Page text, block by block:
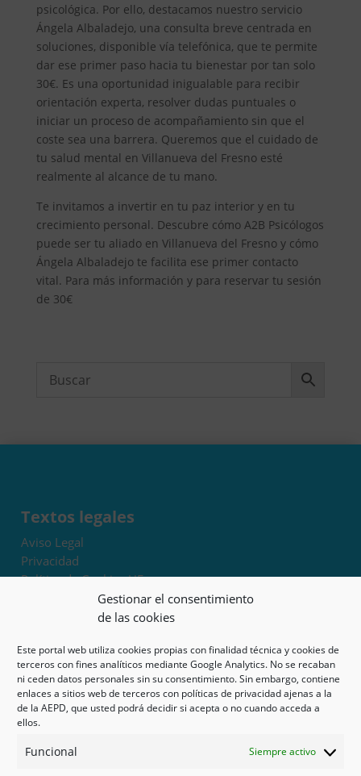
Gestionar el consentimiento
de las cookies
Este portal web utiliza cookies propias con finalidad técnica y cookies de
terceros con fines analíticos mediante Google Analytics. No se recaban
ni ceden datos personales sin su consentimiento. Sin embargo, contiene
enlaces a sitios web de terceros con políticas de privacidad ajenas a la
de la AEPD, que usted podrá decidir si acepta o no cuando acceda a
ellos.
Funcional Siempre activo
psicológica. Por ello, destacamos nuestro servicio
Ángela Albaladejo, una consulta breve centrada en
soluciones, disponible vía telefónica, que te permite
dar ese primer paso hacia tu bienestar por tan solo
30€. Es una oportunidad inigualable para recibir
orientación experta, resolver dudas puntuales o
iniciar un proceso de acompañamiento sin que el
coste sea una barrera. Queremos que el cuidado de
tu salud mental en Villanueva del Fresno esté
realmente al alcance de tu mano.
Te invitamos a invertir en tu paz interior y en tu
crecimiento personal. Descubre cómo A2B Psicólogos
puede ser tu aliado en Villanueva del Fresno y cómo
Ángela Albaladejo te facilita ese primer contacto
vital. Para más información y para reservar tu sesión
de 30€
Textos legales
Aviso Legal
Privacidad
Política de Cookies UE
Términos y condiciones
Exoneración de responsabilidad
Mapa del sitio
Mi cuenta
Tienda
Psicología en Murcia
Guías